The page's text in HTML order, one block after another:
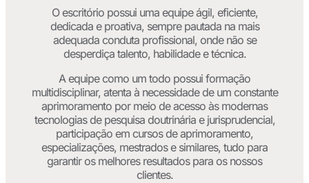
O escritório possui uma equipe ágil, eficiente,
dedicada e proativa, sempre pautada na mais
adequada conduta profissional, onde não se
desperdiça talento, habilidade e técnica.
A equipe como um todo possui formação
multidisciplinar, atenta à necessidade de um constante
aprimoramento por meio de acesso às modernas
tecnologias de pesquisa doutrinária e jurisprudencial,
participação em cursos de aprimoramento,
especializações, mestrados e similares, tudo para
garantir os melhores resultados para os nossos
clientes.